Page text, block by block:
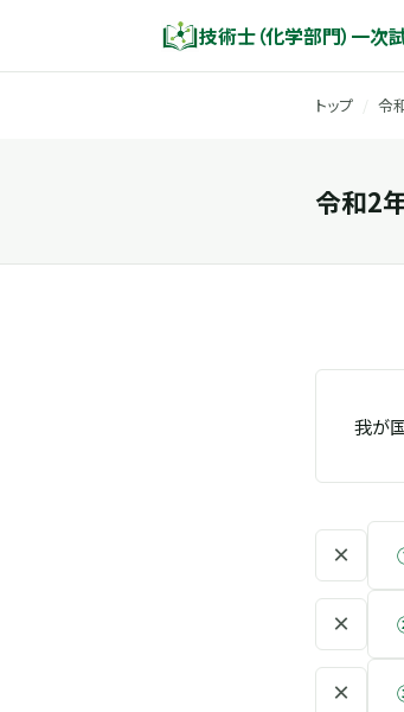
技術士（化学部門）一次
トップ 令
令和2
我が
×
×
×